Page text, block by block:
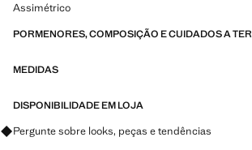
Assimétrico
PORMENORES, COMPOSIÇÃO E CUIDADOS A TER
MEDIDAS
DISPONIBILIDADE EM LOJA
Pergunte sobre looks, peças e tendências